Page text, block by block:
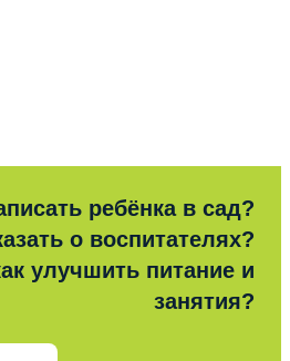
ребёнка в сад?
о воспитателях?
улучшить питание и
занятия?